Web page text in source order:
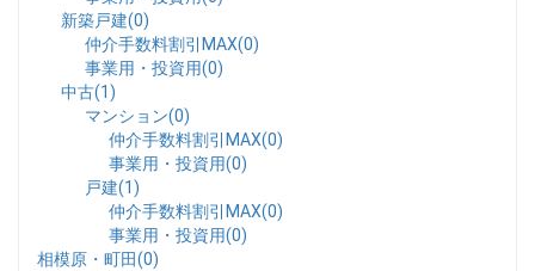
新築戸建(0)
仲介手数料割引MAX(0)
事業用・投資用(0)
中古(1)
マンション(0)
仲介手数料割引MAX(0)
事業用・投資用(0)
戸建(1)
仲介手数料割引MAX(0)
事業用・投資用(0)
相模原・町田(0)